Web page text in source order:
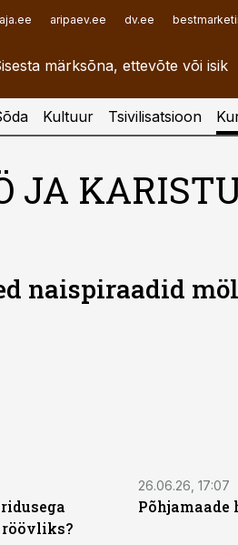
aripaev.ee dv.ee
toostusuudised.ee
Kultuur Tsivilisatsioon
JA
naispiraadid
26.06.26, 17:07